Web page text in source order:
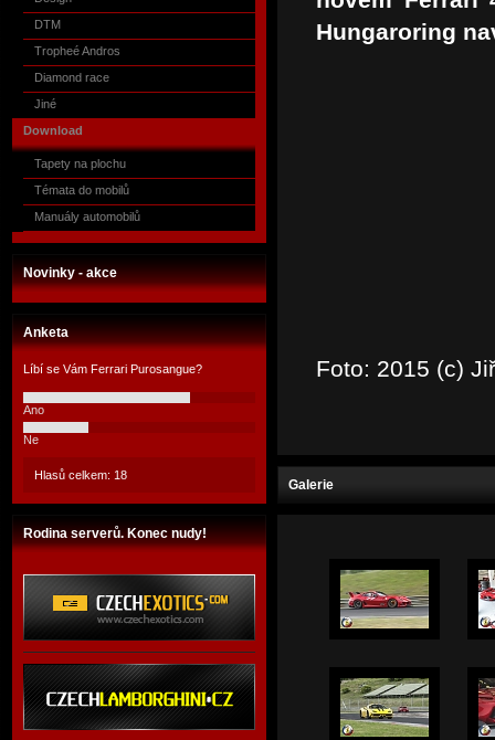
DTM
Tropheé Andros
Diamond race
Jiné
Download
Tapety na plochu
Témata do mobilů
Manuály automobilů
Novinky - akce
Anketa
Líbí se Vám Ferrari Purosangue?
Ano
Ne
Hlasů celkem: 18
Rodina serverů. Konec nudy!
Hungaroring
Foto: 2015 (c)
Galerie